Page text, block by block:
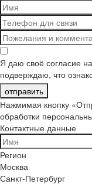
Я даю своё согласие на
подверждаю, что
отправить
Нажмимая кнопку
обработки
Контактные данные
Регион
Москва
Санкт-Петербург